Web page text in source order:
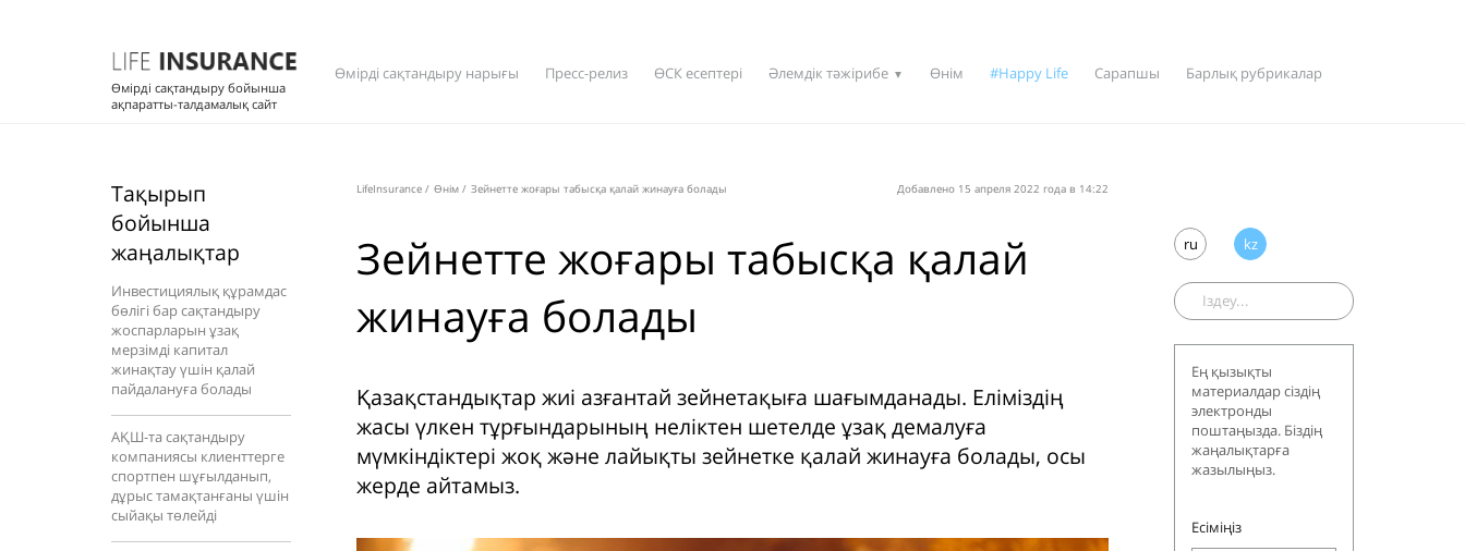
Өмірді сақтандыру бойынша
ақпаратты-талдамалық сайт
Өмірді сақтандыру нарығы Пресс-релиз ӨСК есептері Әлемдік тәжірибе ▼ Өнім #Happy Life Сарапшы Барлық рубрикалар
Тақырып
бойынша
жаңалықтар
Инвестициялық құрамдас
бөлігі бар сақтандыру
жоспарларын ұзақ
мерзімді капитал
жинақтау үшін қалай
пайдалануға болады
АҚШ-та сақтандыру
компаниясы клиенттерге
спортпен шұғылданып,
дұрыс тамақтанғаны үшін
сыйақы төлейді
LifeInsurance / Өнім / Зейнетте жоғары табысқа қалай жинауға болады Добавлено 15 апреля 2022 года в 14:22
Зейнетте жоғары табысқа қалай
жинауға болады
Қазақстандықтар жиі азғантай зейнетақыға шағымданады. Еліміздің
жасы үлкен тұрғындарының неліктен шетелде ұзақ демалуға
мүмкіндіктері жоқ және лайықты зейнетке қалай жинауға болады, осы
жерде айтамыз.
ru kz
Ең қызықты
материалдар сіздің
электронды
поштаңызда. Біздің
жаңалықтарға
жазылыңыз.
Есіміңіз